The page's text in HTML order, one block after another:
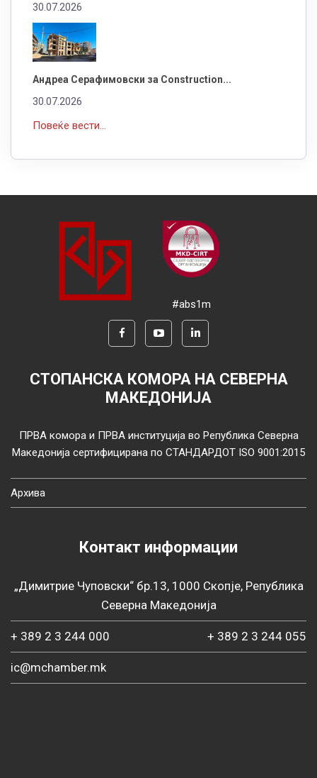
30.07.2026
Андреа Серафимовски за Construction...
30.07.2026
Повеќе вести...
#abs1m
СТОПАНСКА КОМОРА НА СЕВЕРНА
МАКЕДОНИЈА
ПРВА комора и ПРВА институција во Република Северна
Македонија сертифицирана по СТАНДАРДОТ ISO 9001:2015
Архива
Контакт информации
„Димитрие Чуповски“ бр.13, 1000 Скопје, Република
Северна Македонија
+ 389 2 3 244 000 + 389 2 3 244 055
ic@mchamber.mk